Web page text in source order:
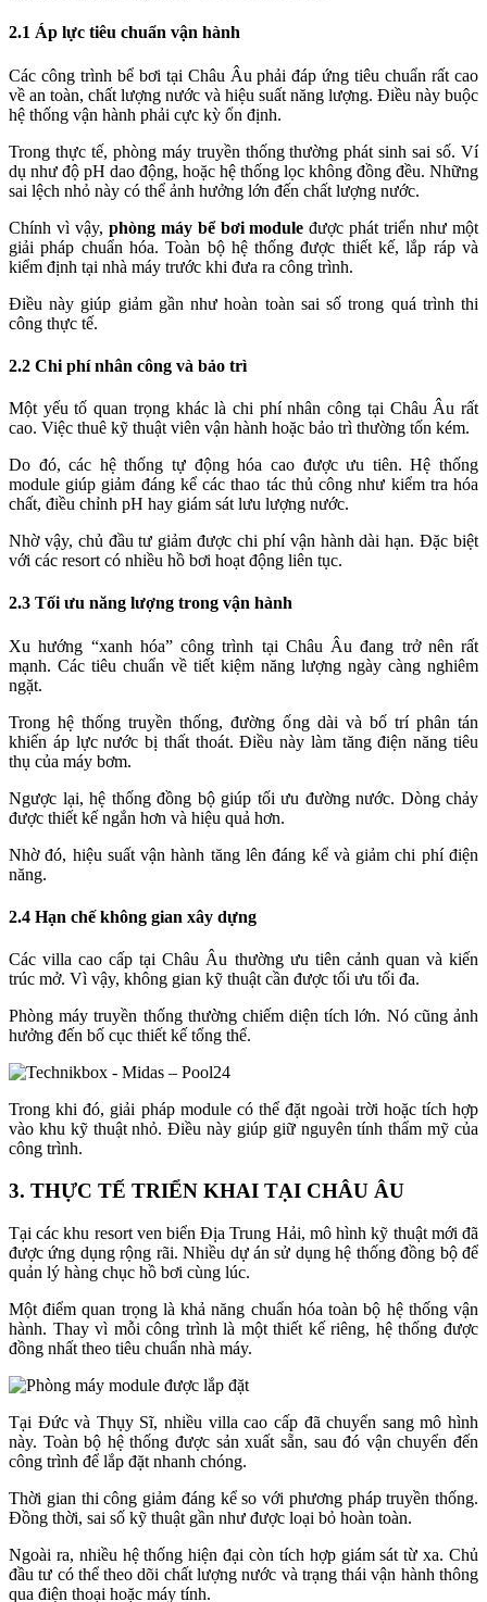
2.1 Áp lực tiêu chuẩn vận hành
Các công trình bể bơi tại Châu Âu phải đáp ứng tiêu chuẩn rất cao
về an toàn, chất lượng nước và hiệu suất năng lượng. Điều này buộc
hệ thống vận hành phải cực kỳ ổn định.
Trong thực tế, phòng máy truyền thống thường phát sinh sai số. Ví
dụ như độ pH dao động, hoặc hệ thống lọc không đồng đều. Những
sai lệch nhỏ này có thể ảnh hưởng lớn đến chất lượng nước.
Chính vì vậy, phòng máy bể bơi module được phát triển như một
giải pháp chuẩn hóa. Toàn bộ hệ thống được thiết kế, lắp ráp và
kiểm định tại nhà máy trước khi đưa ra công trình.
Điều này giúp giảm gần như hoàn toàn sai số trong quá trình thi
công thực tế.
2.2 Chi phí nhân công và bảo trì
Một yếu tố quan trọng khác là chi phí nhân công tại Châu Âu rất
cao. Việc thuê kỹ thuật viên vận hành hoặc bảo trì thường tốn kém.
Do đó, các hệ thống tự động hóa cao được ưu tiên. Hệ thống
module giúp giảm đáng kể các thao tác thủ công như kiểm tra hóa
chất, điều chỉnh pH hay giám sát lưu lượng nước.
Nhờ vậy, chủ đầu tư giảm được chi phí vận hành dài hạn. Đặc biệt
với các resort có nhiều hồ bơi hoạt động liên tục.
2.3 Tối ưu năng lượng trong vận hành
Xu hướng “xanh hóa” công trình tại Châu Âu đang trở nên rất
mạnh. Các tiêu chuẩn về tiết kiệm năng lượng ngày càng nghiêm
ngặt.
Trong hệ thống truyền thống, đường ống dài và bố trí phân tán
khiến áp lực nước bị thất thoát. Điều này làm tăng điện năng tiêu
thụ của máy bơm.
Ngược lại, hệ thống đồng bộ giúp tối ưu đường nước. Dòng chảy
được thiết kế ngắn hơn và hiệu quả hơn.
Nhờ đó, hiệu suất vận hành tăng lên đáng kể và giảm chi phí điện
năng.
2.4 Hạn chế không gian xây dựng
Các villa cao cấp tại Châu Âu thường ưu tiên cảnh quan và kiến
trúc mở. Vì vậy, không gian kỹ thuật cần được tối ưu tối đa.
Phòng máy truyền thống thường chiếm diện tích lớn. Nó cũng ảnh
hưởng đến bố cục thiết kế tổng thể.
Trong khi đó, giải pháp module có thể đặt ngoài trời hoặc tích hợp
vào khu kỹ thuật nhỏ. Điều này giúp giữ nguyên tính thẩm mỹ của
công trình.
3. THỰC TẾ TRIỂN KHAI TẠI CHÂU ÂU
Tại các khu resort ven biển Địa Trung Hải, mô hình kỹ thuật mới đã
được ứng dụng rộng rãi. Nhiều dự án sử dụng hệ thống đồng bộ để
quản lý hàng chục hồ bơi cùng lúc.
Một điểm quan trọng là khả năng chuẩn hóa toàn bộ hệ thống vận
hành. Thay vì mỗi công trình là một thiết kế riêng, hệ thống được
đồng nhất theo tiêu chuẩn nhà máy.
Tại Đức và Thụy Sĩ, nhiều villa cao cấp đã chuyển sang mô hình
này. Toàn bộ hệ thống được sản xuất sẵn, sau đó vận chuyển đến
công trình để lắp đặt nhanh chóng.
Thời gian thi công giảm đáng kể so với phương pháp truyền thống.
Đồng thời, sai số kỹ thuật gần như được loại bỏ hoàn toàn.
Ngoài ra, nhiều hệ thống hiện đại còn tích hợp giám sát từ xa. Chủ
đầu tư có thể theo dõi chất lượng nước và trạng thái vận hành thông
qua điện thoại hoặc máy tính.